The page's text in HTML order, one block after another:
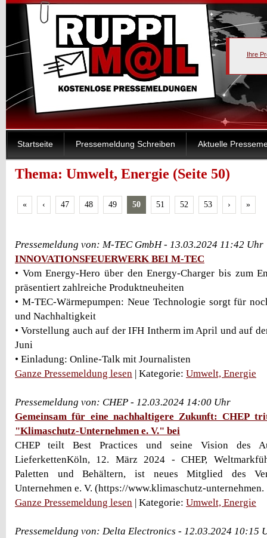
Ihre
Startseite Pressemeldung Schreiben Aktuelle
Thema: Umwelt, Energie (Seite 50)
« ‹ 47 48 49 50 51 52 53 › »
Pressemeldung von: M-TEC GmbH - 13.03.2024 11:42 Uhr
INNOVATIONSFEUERWERK BEI M-TEC
• Vom Energy-Hero über den Energy-Charger bis zum
präsentiert zahlreiche Produktneuheiten
• M-TEC-Wärmepumpen: Neue Technologie sorgt für
und Nachhaltigkeit
• Vorstellung auch auf der IFH Intherm im April und auf
Juni
• Einladung: Online-Talk mit Journalisten
Ganze Pressemeldung lesen | Kategorie: Umwelt, Energie
Pressemeldung von: CHEP - 12.03.2024 14:00 Uhr
Gemeinsam für eine nachhaltigere Zukunft: CHEP
"Klimaschutz-Unternehmen e. V." bei
CHEP teilt Best Practices und seine Vision des
LieferkettenKöln, 12. März 2024 - CHEP,
Paletten und Behältern, ist neues Mitglied des
Unternehmen e. V. (https://www.klimaschutz-unternehmen.
Ganze Pressemeldung lesen | Kategorie: Umwelt, Energie
Pressemeldung von: Delta Electronics - 12.03.2024 10:15